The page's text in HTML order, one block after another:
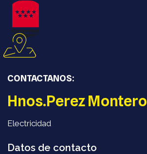
CONTACTANOS:
Hnos.Perez Montero
Electricidad
Datos de contacto